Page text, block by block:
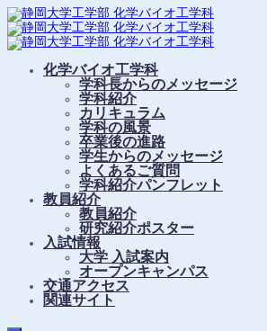
化学バイオ工学科
学科長からのメッセージ
学科紹介
カリキュラム
学科の風景
卒業後の進路
学生からのメッセージ
よくあるご質問
学科紹介パンフレット
教員紹介
教員紹介
研究紹介ポスター
入試情報
大学 入試案内
オープンキャンパス
交通アクセス
関連サイト